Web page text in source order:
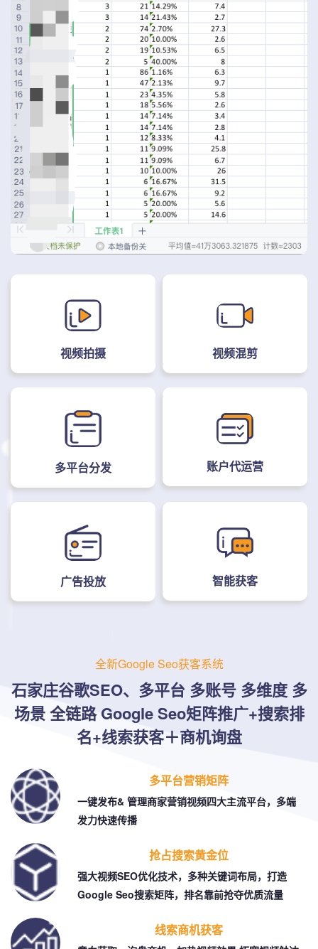
视频拍摄 视频混剪
多平台分发 账户代运营
广告投放 智能获客
全新Google Seo获客系统
石家庄谷歌SEO、多平台 多账号 多维度 多
场景 全链路Google Seo矩阵推广+搜索排
名+线索获客＋商机询盘
多平台营销矩阵
一键发布& 管理商家营销视频四大主流平台，多端
发力快速传播
抢占搜索黄金位
强大视频SEO优化技术，多种关键词布局，打造
Google Seo搜索矩阵，排名靠前抢夺优质流量
线索商机获客